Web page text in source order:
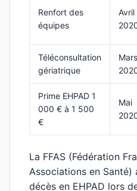
Renfort des
équipes
Avril
Téléconsultation
gériatrique
Mars
Prime EHPAD 1
000 € à 1 500
€
Mai
La FFAS (Fédération
Associations en Santé)
décès en EHPAD lors